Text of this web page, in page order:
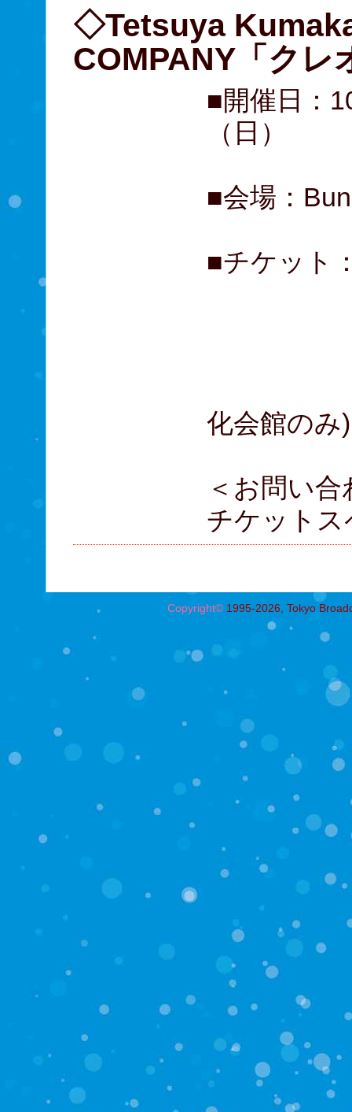
◇Tetsuya
COMPANY「クレ
■開催日：
（日）
■会場：
■チケッ
化会館の
＜お問い合
チケット
Copyright©1995-2026, Tokyo